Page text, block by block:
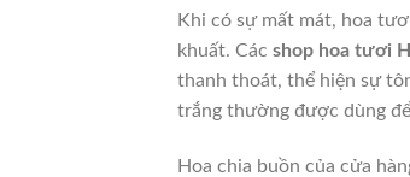
Khi có sự mất mát, hoa
khuất. Các shop hoa tươi
thanh thoát, thể hiện sự
trắng thường được dùng
Hoa chia buồn của cửa